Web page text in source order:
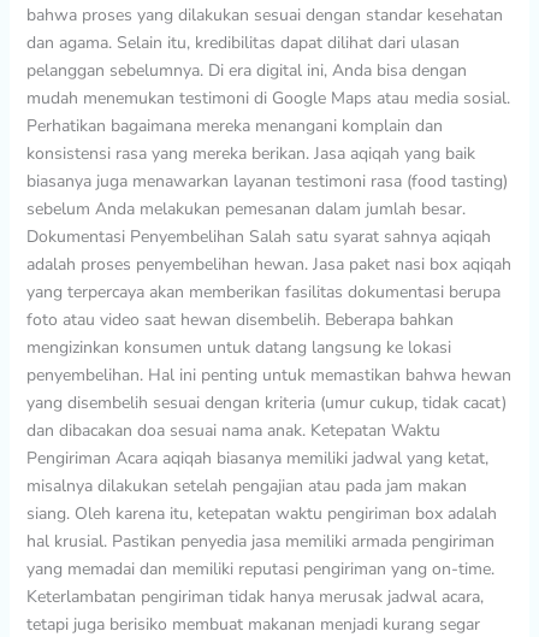
bahwa proses yang dilakukan sesuai dengan standar kesehatan
dan agama. Selain itu, kredibilitas dapat dilihat dari ulasan
pelanggan sebelumnya. Di era digital ini, Anda bisa dengan
mudah menemukan testimoni di Google Maps atau media sosial.
Perhatikan bagaimana mereka menangani komplain dan
konsistensi rasa yang mereka berikan. Jasa aqiqah yang baik
biasanya juga menawarkan layanan testimoni rasa (food tasting)
sebelum Anda melakukan pemesanan dalam jumlah besar.
Dokumentasi Penyembelihan Salah satu syarat sahnya aqiqah
adalah proses penyembelihan hewan. Jasa paket nasi box aqiqah
yang terpercaya akan memberikan fasilitas dokumentasi berupa
foto atau video saat hewan disembelih. Beberapa bahkan
mengizinkan konsumen untuk datang langsung ke lokasi
penyembelihan. Hal ini penting untuk memastikan bahwa hewan
yang disembelih sesuai dengan kriteria (umur cukup, tidak cacat)
dan dibacakan doa sesuai nama anak. Ketepatan Waktu
Pengiriman Acara aqiqah biasanya memiliki jadwal yang ketat,
misalnya dilakukan setelah pengajian atau pada jam makan
siang. Oleh karena itu, ketepatan waktu pengiriman box adalah
hal krusial. Pastikan penyedia jasa memiliki armada pengiriman
yang memadai dan memiliki reputasi pengiriman yang on-time.
Keterlambatan pengiriman tidak hanya merusak jadwal acara,
tetapi juga berisiko membuat makanan menjadi kurang segar